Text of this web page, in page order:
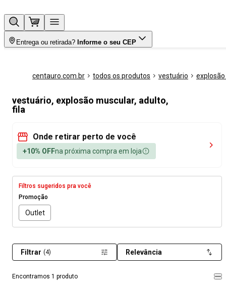
Entrega ou retirada? Informe o seu CEP
centauro.com.br todos os produtos vestuário
vestuário, explosão muscular, adulto,
fila
Onde retirar perto de você
+10% OFFna próxima compra em loja
Filtros sugeridos pra você
Promoção
Outlet
Encontramos 1 produto
Filtrar (4) Relevância